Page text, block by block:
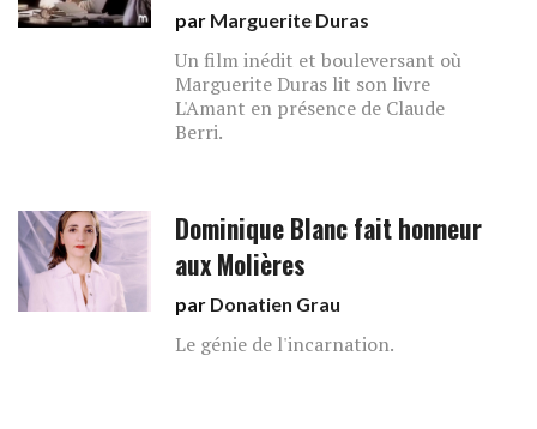
par Marguerite Duras
Un film inédit et bouleversant où
Marguerite Duras lit son livre
L'Amant en présence de Claude
Berri.
Dominique Blanc fait honneur
aux Molières
par Donatien Grau
Le génie de l'incarnation.